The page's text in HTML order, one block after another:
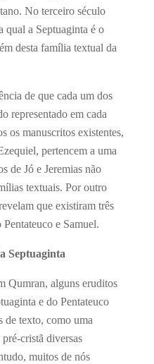
No terceiro século
a Septuaginta é o
desta família textual da
de que cada um dos
representado em cada
os manuscritos existentes,
pertencem a uma
de Jó e Jeremias não
textuais. Por outro
que existiram três
e Samuel.
Septuaginta
Qumran, alguns eruditos
e do Pentateuco
de texto, como uma
cristã diversas
muitos de nós